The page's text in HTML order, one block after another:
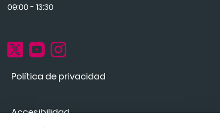
Política de privacidad
Accesibilidad
09:00 - 13:30